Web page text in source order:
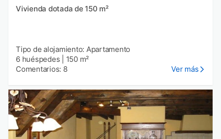
Vivienda dotada de 150 m²
Tipo de alojamiento: Apartamento
6 huéspedes
150 m²
Comentarios: 8
Ver más